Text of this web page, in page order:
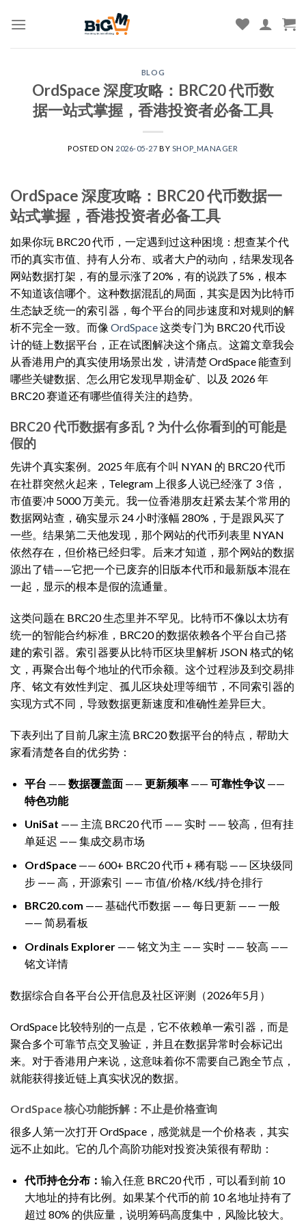
BLOG
OrdSpace 深度攻略：BRC20 代币数
据一站式掌握，香港投资者必备工具
POSTED ON 2026-05-27 BY SHOP_MANAGER
OrdSpace 深度攻略：BRC20 代币数据一
站式掌握，香港投资者必备工具
如果你玩 BRC20 代币，一定遇到过这种困境：想查某个代
币的真实市值、持有人分布、或者大户的动向，结果发现各
网站数据打架，有的显示涨了20%，有的说跌了5%，根本
不知道该信哪个。这种数据混乱的局面，其实是因为比特币
生态缺乏统一的索引器，每个平台的同步速度和对规则的解
析不完全一致。而像 OrdSpace这类专门为 BRC20 代币设
计的链上数据平台，正在试图解决这个痛点。这篇文章我会
从香港用户的真实使用场景出发，讲清楚 OrdSpace 能查到
哪些关键数据、怎么用它发现早期金矿、以及 2026 年
BRC20 赛道还有哪些值得关注的趋势。
BRC20 代币数据有多乱？为什么你看到的可能是
假的
先讲个真实案例。2025 年底有个叫 NYAN 的 BRC20 代币
在社群突然火起来，Telegram 上很多人说已经涨了 3 倍，
市值要冲 5000 万美元。我一位香港朋友赶紧去某个常用的
数据网站查，确实显示 24 小时涨幅 280%，于是跟风买了
一些。结果第二天他发现，那个网站的代币列表里 NYAN
依然存在，但价格已经归零。后来才知道，那个网站的数据
源出了错——它把一个已废弃的旧版本代币和最新版本混在
一起，显示的根本是假的流通量。
这类问题在 BRC20 生态里并不罕见。比特币不像以太坊有
统一的智能合约标准，BRC20 的数据依赖各个平台自己搭
建的索引器。索引器要从比特币区块里解析 JSON 格式的铭
文，再聚合出每个地址的代币余额。这个过程涉及到交易排
序、铭文有效性判定、孤儿区块处理等细节，不同索引器的
实现方式不同，导致数据更新速度和准确性差异巨大。
下表列出了目前几家主流 BRC20 数据平台的特点，帮助大
家看清楚各自的优劣势：
平台 —— 数据覆盖面—— 更新频率—— 可靠性争议 ——
特色功能
UniSat —— 主流 BRC20 代币 —— 实时 —— 较高，但有挂
单延迟 —— 集成交易市场
OrdSpace—— 600+ BRC20 代币 + 稀有聪 —— 区块级同
步 —— 高，开源索引 —— 市值/价格/K线/持仓排行
BRC20.com —— 基础代币数据 —— 每日更新 —— 一般
—— 简易看板
Ordinals Explorer—— 铭文为主 —— 实时 —— 较高 ——
铭文详情
数据综合自各平台公开信息及社区评测（2026年5月）
OrdSpace 比较特别的一点是，它不依赖单一索引器，而是
聚合多个可靠节点交叉验证，并且在数据异常时会标记出
来。对于香港用户来说，这意味着你不需要自己跑全节点，
就能获得接近链上真实状况的数据。
OrdSpace 核心功能拆解：不止是价格查询
很多人第一次打开 OrdSpace，感觉就是一个价格表，其实
远不止如此。它的几个高阶功能对投资决策很有帮助：
代币持仓分布： 输入任意 BRC20 代币，可以看到前 10
大地址的持有比例。如果某个代币的前 10 名地址持有了
超过 80% 的供应量，说明筹码高度集中，风险比较大。